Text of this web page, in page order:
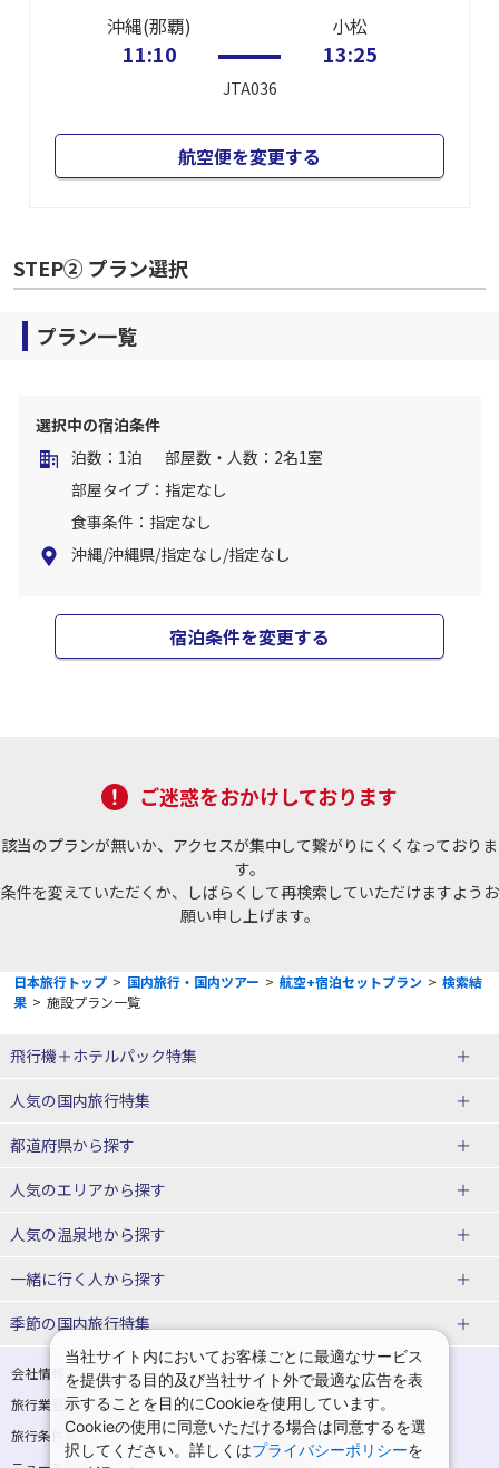
沖縄(那覇)
11:10
JTA036
小松
13:25
航空便を変更する
STEP② プラン選択
プラン一覧
選択中の宿泊条件
泊数：1泊
部屋数・人数：2名1室
部屋タイプ：指定なし
食事条件：指定なし
沖縄/沖縄県/指定なし/指定なし
宿泊条件を変更する
ご迷惑をおかけしております
該当のプランが無いか、アクセスが集中して繋がりにくくなっておりま
す。
条件を変えていただくか、しばらくして再検索していただけますようお
願い申し上げます。
日本旅行トップ > 国内旅行・国内ツアー > 航空+宿泊セットプラン > 検索結
果 > 施設プラン一覧
飛行機＋ホテルパック特集
赤い風船ダイナミックパッケージ
ＪＡＬで行く飛行機+ホテルパック
人気の国内旅行特集
東京ディズニーリゾート®への旅
ユニバーサル・スタジオ・ジャパ
都道府県から探す
北海道旅行・ツアー
東北
青森旅行・ツアー
宮城旅行・ツアー
秋田旅行・ツアー
山形旅行・ツアー
福島旅行・ツアー
関東
人気のエリアから探す
函館旅行
仙台旅行
那須旅行 日光旅行
人気の温泉地から探す
北海道
湯の川温泉(北海道)
十勝川温泉(北海道)
阿寒湖温泉(北海道)
洞爺湖温泉(北海道)
川湯温泉(北海道)
層雲峡温泉(北海道)
知床温泉(北海道)
一緒に行く人から探す
一人旅 国内版
カップル・夫婦旅行 国内版
女子旅 国内版
卒業旅行・学生旅行 国内版
季節の国内旅行特集
桜・お花見特集
ゴールデンウィーク（GW）の国内
旅行
夏休み・お盆の国内旅行
7月の国内旅行
会社情報
プライバシーポリシー
旅行業登録票・約款
規約集
旅行条件書
商標について
当社サイト内においてお客様ごとに最適なサービス
を提供する目的及び当社サイト外で最適な広告を表
示することを目的にCookieを使用しています。
Cookieの使用に同意いただける場合は同意するを選
択してください。詳しくはプライバシーポリシーを